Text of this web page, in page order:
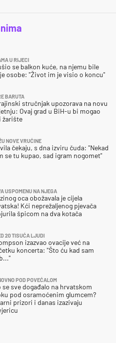
U RIJECI
se balkon kuće, na njemu bile
osobe: "Život im je visio o koncu"
BARUTA
stručnjak upozorava na novu
Ovaj grad u BiH-u bi mogao
žarište
NOVE VRUĆINE
čekaju, s dna izviru čuda: "Nekad
se tu kupao, sad igram nogomet"
USPOMENU NA NJEGA
oca obožavala je cijela
Kći neprežaljenog pjevača
špicom na dva kotača
20 TISUĆA LJUDI
izazvao ovacije već na
koncerta: "Što ću kad sam
POD POVEĆALOM
se sve događalo na hrvatskom
pod osramoćenim glumcem?
prizori i danas izazivaju